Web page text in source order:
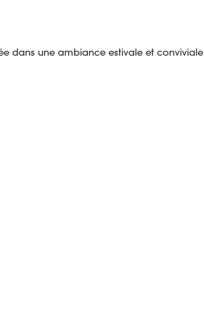
dans une ambiance estivale et conviviale